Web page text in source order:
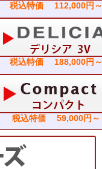
税込特価 112,000円～
税込特価 188,000円～
税込特価 59,000円～